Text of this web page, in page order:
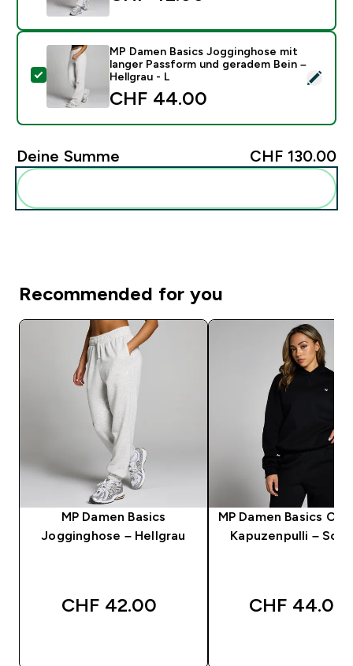
Dieses Produkt ausw�hlen - MP Damen Basics
MP Damen Basics Jogginghose mit
langer Passform und geradem Bein –
Hellgrau - L
CHF 44.00‎
Deine Summe CHF 130.00‎
Recommended for you
MP Damen Basics
Jogginghose – Hellgrau
CHF 42.00‎
MP Damen Basics
Kapuzenpulli –
CHF 44.00‎